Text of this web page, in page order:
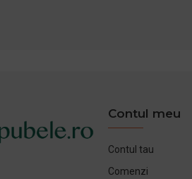
Contul meu
Contul tau
Comenzi